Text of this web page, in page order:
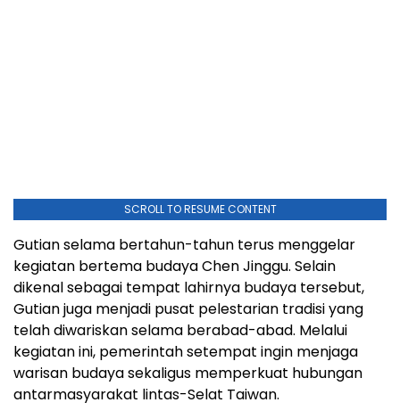
SCROLL TO RESUME CONTENT
Gutian selama bertahun-tahun terus menggelar
kegiatan bertema budaya Chen Jinggu. Selain
dikenal sebagai tempat lahirnya budaya tersebut,
Gutian juga menjadi pusat pelestarian tradisi yang
telah diwariskan selama berabad-abad. Melalui
kegiatan ini, pemerintah setempat ingin menjaga
warisan budaya sekaligus memperkuat hubungan
antarmasyarakat lintas-Selat Taiwan.